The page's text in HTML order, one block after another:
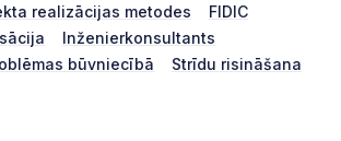
realizācijas metodes
FIDIC
Inženierkonsultants
būvniecībā
Strīdu risināšana